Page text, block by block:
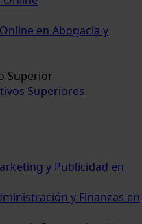
en Abogacía y
Superior
Superiores
y Publicidad en
y Finanzas en